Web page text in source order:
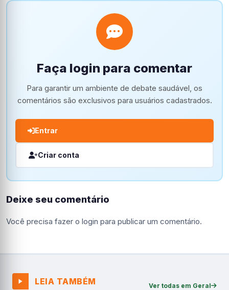
Faça login para comentar
Para garantir um ambiente de debate saudável, os
comentários são exclusivos para usuários cadastrados.
Entrar
Criar conta
Deixe seu comentário
Você precisa fazer o login para publicar um comentário.
LEIA TAMBÉM Ver todas em Geral